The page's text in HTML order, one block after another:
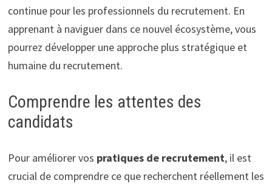
continue pour les professionnels du recrutement. En
apprenant à naviguer dans ce nouvel écosystème, vous
pourrez développer une approche plus stratégique et
humaine du recrutement.
Comprendre les attentes des
candidats
Pour améliorer vos pratiques de recrutement, il est
crucial de comprendre ce que recherchent réellement les